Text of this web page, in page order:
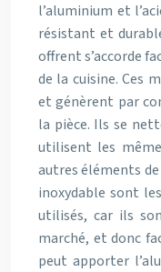
l’aluminium et
résistant et
offrent s’accorde
de la cuisine. Ces
et génèrent par
la pièce. Ils se
utilisent les
autres éléments de
inoxydable sont
utilisés, car ils
marché, et donc
peut apporter